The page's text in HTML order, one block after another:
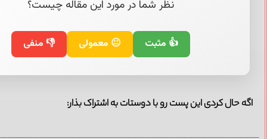
نظر شما در مورد این مقاله چیست؟
👍 مثبت 😐 معمولی 👎 منفی
اگه حال کردی این پست رو با دوستات به اشتراک بذار: